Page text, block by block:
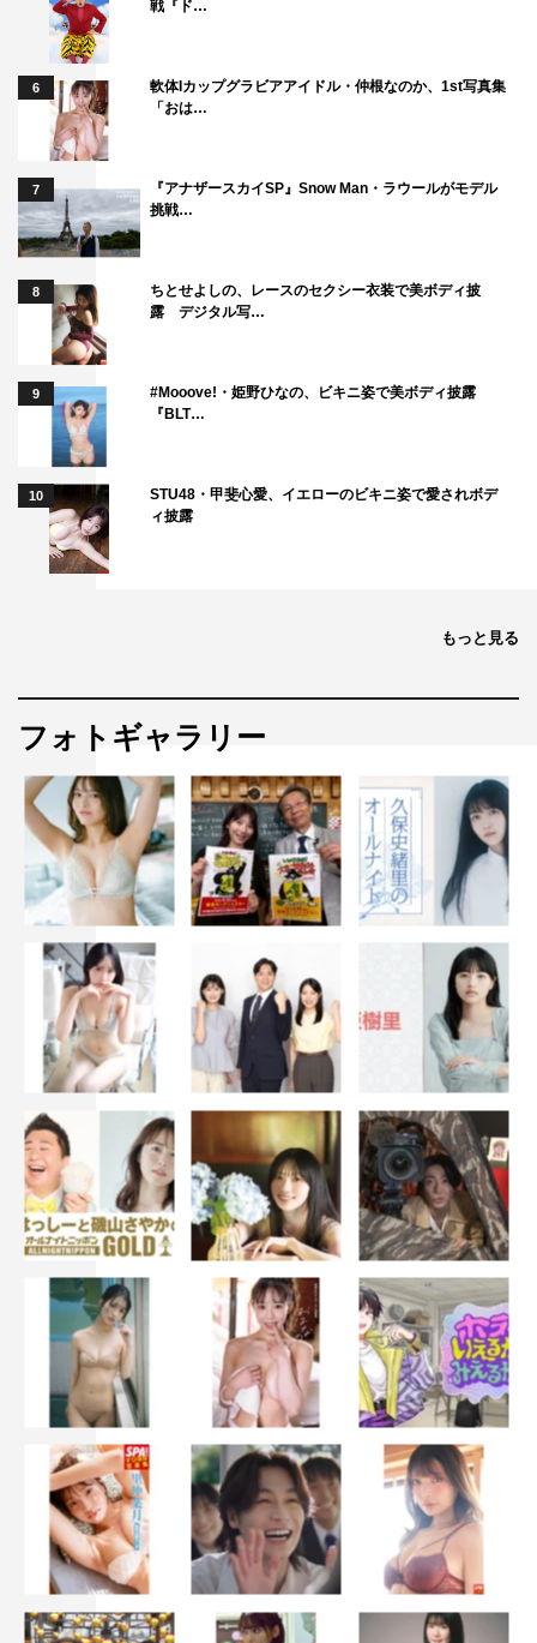
戦『ド…
6
軟体Iカップグラビアアイドル・仲根なのか、1st写真集
「おは…
7
『アナザースカイSP』Snow Man・ラウールがモデル
挑戦…
8
ちとせよしの、レースのセクシー衣装で美ボディ披
露 デジタル写…
9
#Mooove!・姫野ひなの、ビキニ姿で美ボディ披露
『BLT…
10
STU48・甲斐心愛、イエローのビキニ姿で愛されボデ
ィ披露
もっと見る
フォトギャラリー